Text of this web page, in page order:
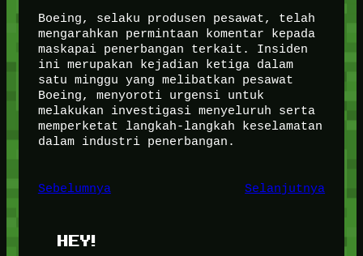
Boeing, selaku produsen pesawat, telah
mengarahkan permintaan komentar kepada
maskapai penerbangan terkait. Insiden
ini merupakan kejadian ketiga dalam
satu minggu yang melibatkan pesawat
Boeing, menyoroti urgensi untuk
melakukan investigasi menyeluruh serta
memperketat langkah-langkah keselamatan
dalam industri penerbangan.
Sebelumnya Selanjutnya
HEY!